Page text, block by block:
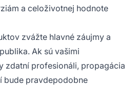
a celoživotnej hodnote
zvážte hlavné záujmy a
Ak sú vašimi
zdatní profesionáli, propagácia
bude pravdepodobne